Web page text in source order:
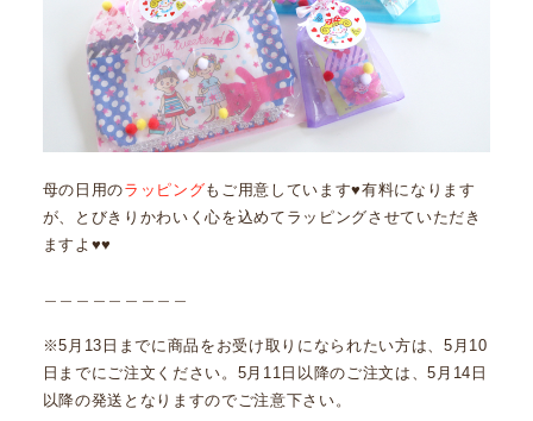
母の日用のラッピングもご用意しています♥有料になります
が、とびきりかわいく心を込めてラッピングさせていただき
ますよ♥♥
※5月13日までに商品をお受け取りになられたい方は、5月10
日までにご注文ください。5月11日以降のご注文は、5月14日
以降の発送となりますのでご注意下さい。